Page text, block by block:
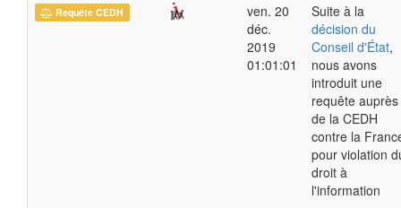
Requête CEDH
ven. 20
déc.
2019
01:01:01
Suite à la
décision du
Conseil d'État,
nous avons
introduit une
requête auprès
de la CEDH
contre la
pour violation
droit à
l'information